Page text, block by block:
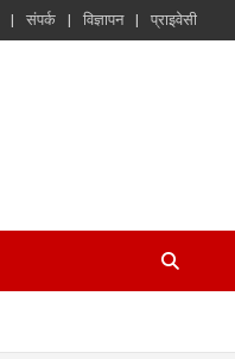
संपर्क विज्ञापन प्राइवेसी